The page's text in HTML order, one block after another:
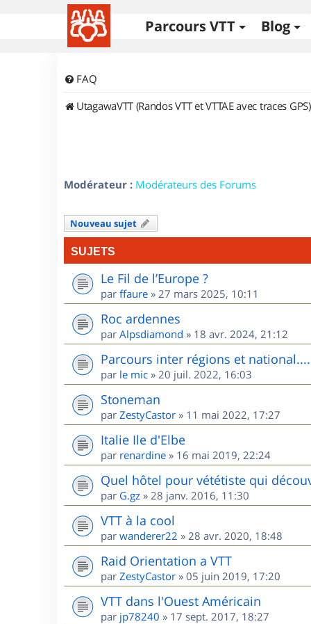
Parcours VTT Blog
FAQ
UtagawaVTT (Randos VTT et VTTAE avec traces GPS)
Modérateur : Modérateurs des Forums
Nouveau sujet
SUJETS
Le Fil de l’Europe ?
par ffaure » 27 mars 2025, 10:11
Roc ardennes
par Alpsdiamond » 18 avr. 2024, 21:12
Parcours inter régions et national....
par le mic » 20 juil. 2022, 16:03
Stoneman
par ZestyCastor » 11 mai 2022, 17:27
Italie Ile d'Elbe
par renardine » 16 mai 2019, 22:24
Quel hôtel pour vététiste qui
par G.gz » 28 janv. 2016, 11:30
VTT à la cool
par wanderer22 » 28 avr. 2020, 18:48
Raid Orientation a VTT
par ZestyCastor » 05 juin 2019, 17:20
VTT dans l'Ouest Américain
par jp78240 » 17 sept. 2017, 18:27